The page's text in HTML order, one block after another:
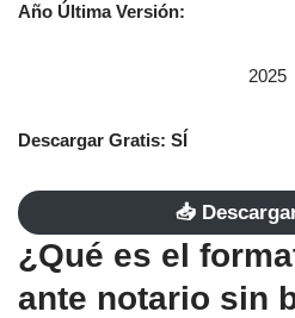
Año Última Versión:
2025
Descargar Gratis: SÍ
📥​
¿Qué es el
ante notario sin